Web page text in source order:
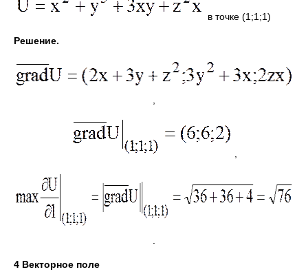
в точке (1;1;1)
Решение.
4 Векторное поле